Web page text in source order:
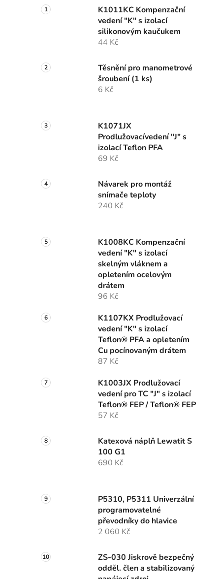
K1011KC Kompenzační
vedení "K" s izolací
silikonovým kaučukem
44 Kč
Těsnění pro manometrové
šroubení (1 ks)
6 Kč
K1071JX
Prodlužovacívedení "J" s
izolací Teflon PFA
69 Kč
Návarek pro montáž
snímače teploty
240 Kč
K1008KC Kompenzační
vedení "K" s izolací
skelným vláknem a
opletením ocelovým
drátem
96 Kč
K1107KX Prodlužovací
vedení "K" s izolací
Teflon® PFA a opletením
Cu pocínovaným drátem
87 Kč
K1003JX Prodlužovací
vedení pro TC "J" s izolací
Teflon® FEP / Teflon® FEP
57 Kč
Katexová náplň Lewatit S
100 G1
690 Kč
P5310, P5311 Univerzální
programovatelné
převodníky do hlavice
2 060 Kč
ZS-030 Jiskrově bezpečný
odděl. člen a stabilizovaný